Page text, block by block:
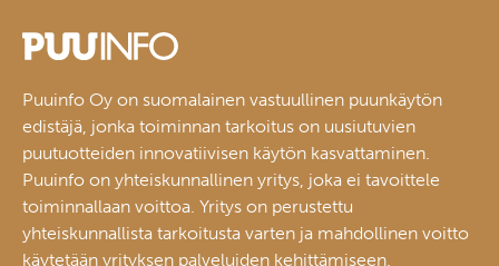
Puuinfo Oy on suomalainen vastuullinen puunkäytön
edistäjä, jonka toiminnan tarkoitus on uusiutuvien
puutuotteiden innovatiivisen käytön kasvattaminen.
Puuinfo on yhteiskunnallinen yritys, joka ei tavoittele
toiminnallaan voittoa. Yritys on perustettu
yhteiskunnallista tarkoitusta varten ja mahdollinen voitto
käytetään yrityksen palveluiden kehittämiseen.